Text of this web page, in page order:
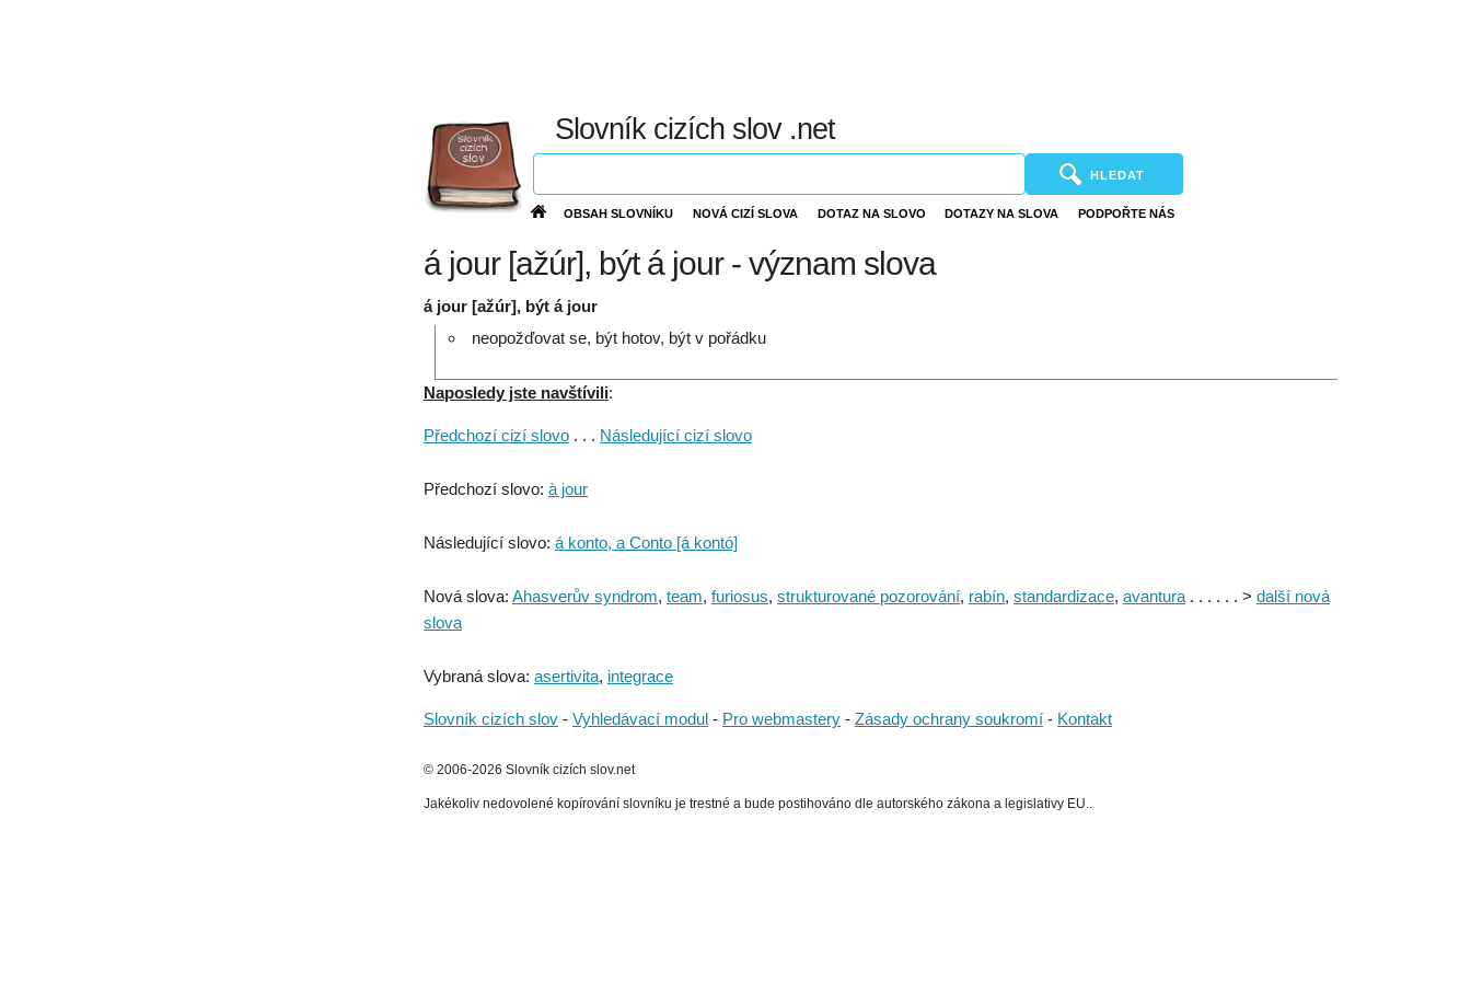
Slovník cizích slov .net
HLEDAT
OBSAH SLOVNÍKU NOVÁ CIZÍ SLOVA DOTAZ NA SLOVO DOTAZY NA SLOVA PODPOŘTE NÁS
á jour [ažúr], být á jour - význam slova
á jour [ažúr], být á jour
neopožďovat se, být hotov, být v pořádku
Naposledy jste navštívili:
Předchozí cizí slovo . . . Následující cizí slovo
Předchozí slovo: à jour
Následující slovo: á konto, a Conto [á kontó]
Nová slova: Ahasverův syndrom, team, furiosus, strukturované pozorování, rabín, standardizace, avantura . . . . . . > další nová
slova
Vybraná slova: asertivita, integrace
Slovník cizích slov - Vyhledávací modul - Pro webmastery - Zásady ochrany soukromí - Kontakt
© 2006-2026 Slovník cizích slov.net
Jakékoliv nedovolené kopírování slovníku je trestné a bude postihováno dle autorského zákona a legislativy EU..